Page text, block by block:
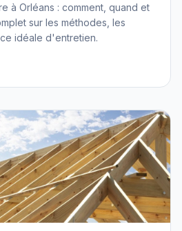
à Orléans : comment, quand et
sur les méthodes, les
idéale d'entretien.